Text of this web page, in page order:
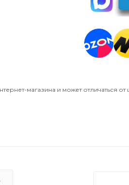
магазина и может отличаться